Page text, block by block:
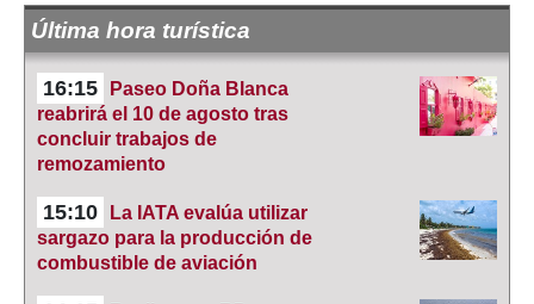
Última hora turística
16:15
Paseo Doña Blanca
reabrirá el 10 de agosto tras
concluir trabajos de
remozamiento
15:10
La IATA evalúa utilizar
sargazo para la producción de
combustible de aviación